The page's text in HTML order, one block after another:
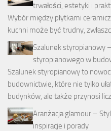
trwałości, estetyki i
Wybór między płytkami
kuchni może być trudny,
Szalunek styropianowy
styropianowego w
Szalunek styropianowy to
budownictwie, które nie tylko
budynków, ale także przynosi
Aranżacja glamour –
inspiracje i porady